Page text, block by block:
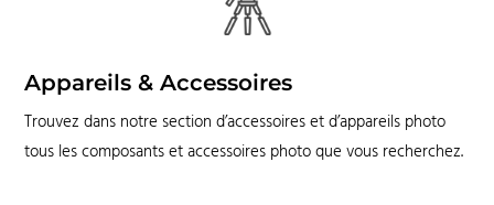
Appareils & Accessoires
Trouvez dans notre section d’accessoires et d’appareils photo
tous les composants et accessoires photo que vous recherchez.